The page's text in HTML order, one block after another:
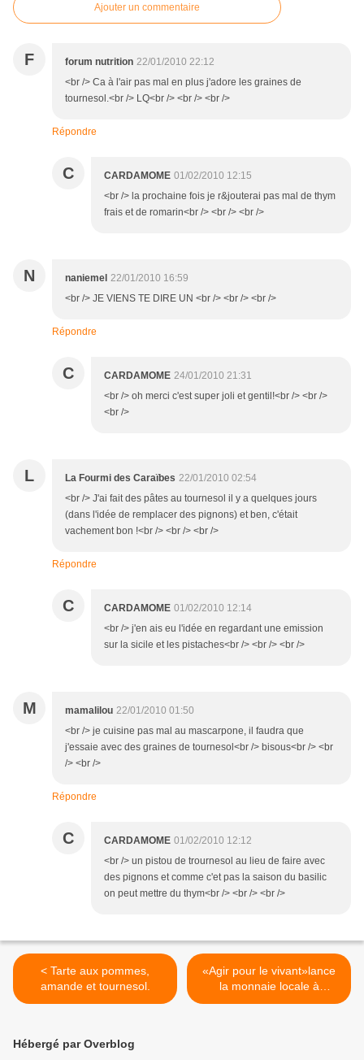
Ajouter un commentaire
F forum nutrition 22/01/2010 22:12
<br /> Ca à l'air pas mal en plus j'adore les graines de
tournesol.<br /> LQ<br /> <br /> <br />
Répondre
C CARDAMOME 01/02/2010 12:15
<br /> la prochaine fois je r&jouterai pas mal de thym
frais et de romarin<br /> <br /> <br />
N naniemel 22/01/2010 16:59
<br /> JE VIENS TE DIRE UN <br /> <br /> <br />
Répondre
C CARDAMOME 24/01/2010 21:31
<br /> oh merci c'est super joli et gentil!<br /> <br />
<br />
L La Fourmi des Caraïbes 22/01/2010 02:54
<br /> J'ai fait des pâtes au tournesol il y a quelques jours
(dans l'idée de remplacer des pignons) et ben, c'était
vachement bon !<br /> <br /> <br />
Répondre
C CARDAMOME 01/02/2010 12:14
<br /> j'en ais eu l'idée en regardant une emission
sur la sicile et les pistaches<br /> <br /> <br />
M mamalilou 22/01/2010 01:50
<br /> je cuisine pas mal au mascarpone, il faudra que
j'essaie avec des graines de tournesol<br /> bisous<br /> <br
/> <br />
Répondre
C CARDAMOME 01/02/2010 12:12
<br /> un pistou de trournesol au lieu de faire avec
des pignons et comme c'et pas la saison du basilic
on peut mettre du thym<br /> <br /> <br />
< Tarte aux pommes,
amande et tournesol.
«Agir pour le vivant»lance
la monnaie locale à
Villeneuve: l’«abeille» >
Hébergé par Overblog